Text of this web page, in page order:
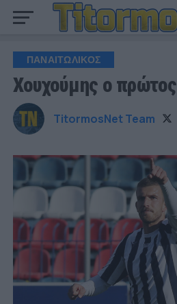
ΠΑΝΑΙΤΩΛΙΚΟΣ
Χουχούμης ο πρώτος
TitormosNet Team